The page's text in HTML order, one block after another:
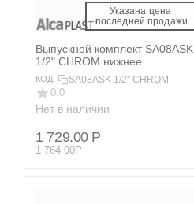
Указана цена
последней продажи
Выпускной комплект SA08ASK
1/2" CHROM нижнее
подключение ALCAPLAST
КОД: SA08ASK 1/2" CHROM
0.0
Нет в наличии
1 729.00 Р
1 764.00Р